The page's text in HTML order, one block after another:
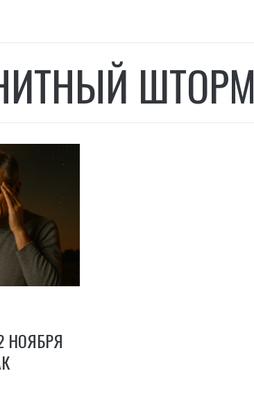
ШТОРМ
НОЯБРЯ